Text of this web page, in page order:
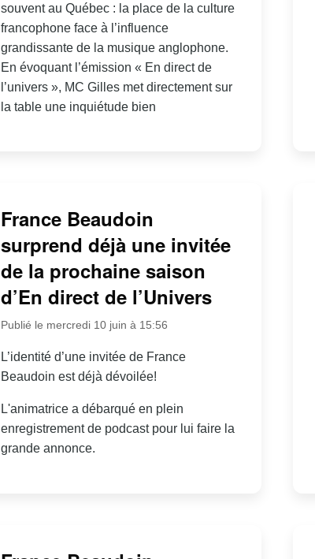
souvent au Québec : la place de la culture
francophone face à l’influence
grandissante de la musique anglophone.
En évoquant l’émission « En direct de
l’univers », MC Gilles met directement sur
la table une inquiétude bien
France Beaudoin
surprend déjà une invitée
de la prochaine saison
d’En direct de l’Univers
Publié le mercredi 10 juin à 15:56
L’identité d’une invitée de France
Beaudoin est déjà dévoilée!
L'animatrice a débarqué en plein
enregistrement de podcast pour lui faire la
grande annonce.